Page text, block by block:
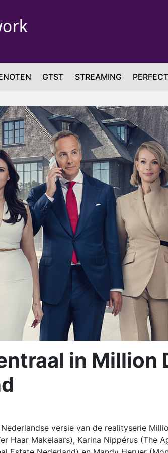
GTST STREAMING
in Million
versie van de realityserie
Haar Makelaars), Karina Nippérus (The